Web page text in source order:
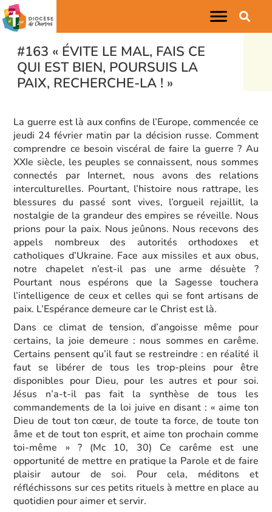
#163 « ÉVITE LE MAL, FAIS CE
QUI EST BIEN, POURSUIS LA
PAIX, RECHERCHE-LA ! »
La guerre est là aux confins de l’Europe, commencée ce
jeudi 24 février matin par la décision russe. Comment
comprendre ce besoin viscéral de faire la guerre ? Au
XXIe siècle, les peuples se connaissent, nous sommes
connectés par Internet, nous avons des relations
interculturelles. Pourtant, l’histoire nous rattrape, les
blessures du passé sont vives, l’orgueil rejaillit, la
nostalgie de la grandeur des empires se réveille. Nous
prions pour la paix. Nous jeûnons. Nous recevons des
appels nombreux des autorités orthodoxes et
catholiques d’Ukraine. Face aux missiles et aux obus,
notre chapelet n’est-il pas une arme désuète ?
Pourtant nous espérons que la Sagesse touchera
l’intelligence de ceux et celles qui se font artisans de
paix. L’Espérance demeure car le Christ est là.
Dans ce climat de tension, d’angoisse même pour
certains, la joie demeure : nous sommes en carême.
Certains pensent qu’il faut se restreindre : en réalité il
faut se libérer de tous les trop-pleins pour être
disponibles pour Dieu, pour les autres et pour soi.
Jésus n’a-t-il pas fait la synthèse de tous les
commandements de la loi juive en disant : « aime ton
Dieu de tout ton cœur, de toute ta force, de toute ton
âme et de tout ton esprit, et aime ton prochain comme
toi-même » ? (Mc 10, 30) Ce carême est une
opportunité de mettre en pratique la Parole et de faire
plaisir autour de soi. Pour cela, méditons et
réfléchissons sur ces petits rituels à mettre en place au
quotidien pour aimer et servir.